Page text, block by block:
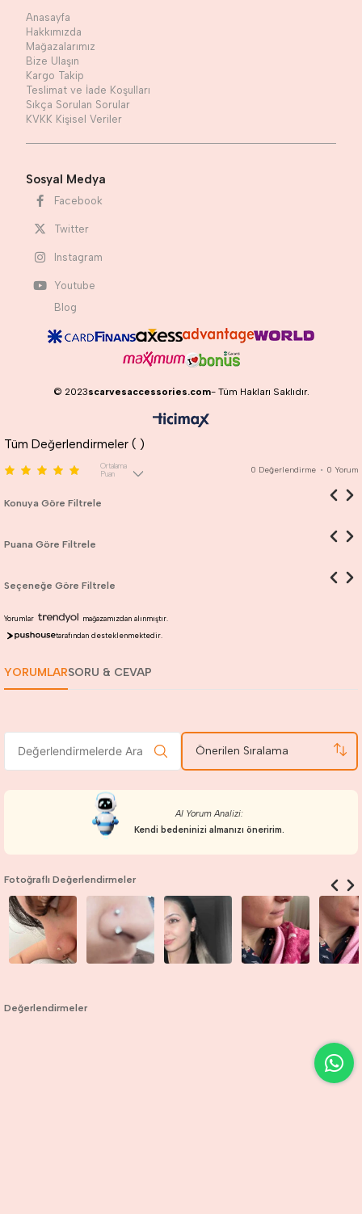
Anasayfa
Hakkımızda
Mağazalarımız
Bize Ulaşın
Kargo Takip
Teslimat ve İade Koşulları
Sıkça Sorulan Sorular
KVKK Kişisel Veriler
Sosyal Medya
Facebook
Twitter
Instagram
Youtube
Blog
© 2023scarvesaccessories.com- Tüm Hakları Saklıdır.
Tüm Değerlendirmeler ( )
Ortalama
Puan
0 Değerlendirme • 0 Yorum
Konuya Göre Filtrele
Puana Göre Filtrele
Seçeneğe Göre Filtrele
Yorumlar
mağazamızdan alınmıştır.
tarafından desteklenmektedir.
YORUMLARSORU & CEVAP
Önerilen Sıralama
AI Yorum Analizi:
Kendi bedeninizi almanızı öneririm.
Fotoğraflı Değerlendirmeler
Değerlendirmeler